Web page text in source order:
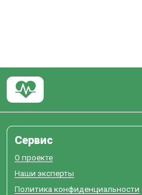
Сервис
О проекте
Наши эксперты
Политика конфиденциальности